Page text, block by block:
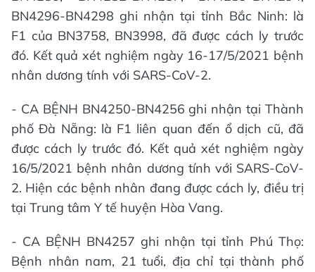
BN4296-BN4298 ghi nhận tại tỉnh Bắc Ninh: là
F1 của BN3758, BN3998, đã được cách ly trước
đó. Kết quả xét nghiệm ngày 16-17/5/2021 bệnh
nhân dương tính với SARS-CoV-2.
- CA BỆNH BN4250-BN4256 ghi nhận tại Thành
phố Đà Nẵng: là F1 liên quan đến ổ dịch cũ, đã
được cách ly trước đó. Kết quả xét nghiệm ngày
16/5/2021 bệnh nhân dương tính với SARS-CoV-
2. Hiện các bệnh nhân đang được cách ly, điều trị
tại Trung tâm Y tế huyện Hòa Vang.
- CA BỆNH BN4257 ghi nhận tại tỉnh Phú Thọ:
Bệnh nhân nam, 21 tuổi, địa chỉ tại thành phố